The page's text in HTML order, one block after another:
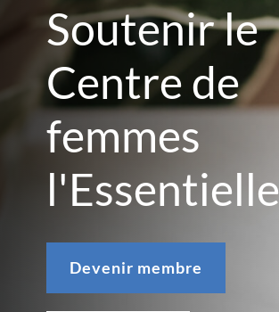
Soutenir le
Centre de
femmes
l'Essentielle
Devenir membre